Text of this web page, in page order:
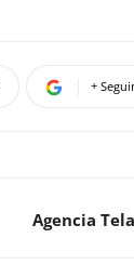
+
Agencia